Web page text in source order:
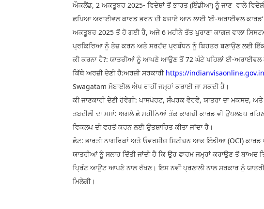
ਔਕਲੈਂਡ, 2 ਅਕਤੂਬਰ 2025- ਵਿਦੇਸ਼ਾਂ ਤੋਂ ਭਾਰਤ (ਇੰਡੀਆ) ਨੂੰ ਜਾਣ ਵਾਲੇ
ਛਪਿਆ ਅਰਾਈਵਲ ਕਾਰਡ ਭਰਨ ਦੀ ਬਜਾਏ ਆਨ ਲਾਈ ‘ਈ-ਅਰਾਈਵਲ
ਅਕਤੂਬਰ 2025 ਤੋਂ ਹੋ ਗਈ ਹੈ, ਅਜੇ 6 ਮਹੀਨੇ ਤੱਤ ਪੁਰਾਣਾ ਕਾਗਜ਼ ਵਾਲਾ
ਪ੍ਰਕਿਰਿਆ ਨੂੰ ਤੇਜ਼ ਕਰਨ ਅਤੇ ਸਰਹੱਦ ਪ੍ਰਬੰਧਨ ਨੂੰ ਬਿਹਤਰ ਬਣਾਉਣ ਲਈ
ਕੀ ਕਰਨਾ ਹੈ?: ਯਾਤਰੀਆਂ ਨੂੰ ਆਪਣੇ ਆਉਣ ਤੋਂ 72 ਘੰਟੇ ਪਹਿਲਾਂ ਈ-
ਕਿੱਥੇ ਅਰਜ਼ੀ ਦੇਣੀ ਹੈ:ਅਰਜ਼ੀ ਸਰਕਾਰੀ https://
Swagatam ਮੋਬਾਈਲ ਐਪ ਰਾਹੀਂ ਜਮ੍ਹਾਂ ਕਰਾਈ ਜਾ ਸਕਦੀ ਹੈ।
ਕੀ ਜਾਣਕਾਰੀ ਦੇਣੀ ਹੋਵੇਗੀ: ਪਾਸਪੋਰਟ, ਸੰਪਰਕ ਵੇਰਵੇ, ਯਾਤਰਾ ਦਾ ਮਕਸਦ,
ਤਬਦੀਲੀ ਦਾ ਸਮਾਂ: ਅਗਲੇ ਛੇ ਮਹੀਨਿਆਂ ਤੱਕ ਕਾਗਜ਼ੀ ਕਾਰਡ ਵੀ ਉਪਲਬਧ
ਵਿਕਲਪ ਦੀ ਵਰਤੋਂ ਕਰਨ ਲਈ ਉਤਸ਼ਾਹਿਤ ਕੀਤਾ ਜਾਂਦਾ ਹੈ।
ਛੋਟ: ਭਾਰਤੀ ਨਾਗਰਿਕਾਂ ਅਤੇ ਓਵਰਸੀਜ਼ ਸਿਟੀਜ਼ਨ ਆਫ਼ ਇੰਡੀਆ (OCI) ਕਾਰਡ
ਯਾਤਰੀਆਂ ਨੂੰ ਸਲਾਹ ਦਿੱਤੀ ਜਾਂਦੀ ਹੈ ਕਿ ਉਹ ਫਾਰਮ ਜਮ੍ਹਾਂ ਕਰਾਉਣ ਤੋਂ
ਪ੍ਰਿੰਟ ਆਊਟ ਆਪਣੇ ਨਾਲ ਰੱਖਣ। ਇਸ ਨਵੀਂ ਪ੍ਰਣਾਲੀ ਨਾਲ ਸਰਕਾਰ ਨੂੰ
ਮਿਲੇਗੀ।